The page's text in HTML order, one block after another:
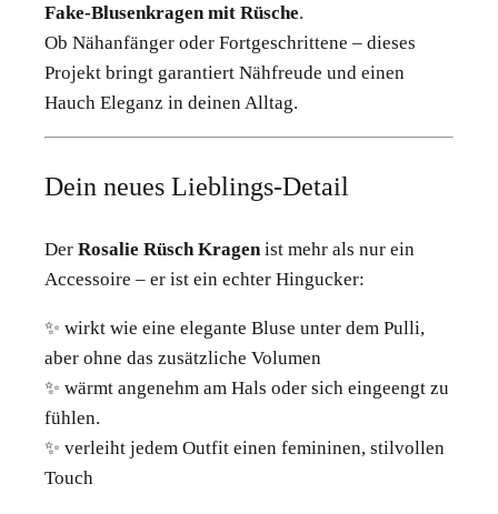
Fake-Blusenkragen mit Rüsche.
Ob Nähanfänger oder Fortgeschrittene – dieses
Projekt bringt garantiert Nähfreude und einen
Hauch Eleganz in deinen Alltag.
Dein neues Lieblings-Detail
Der Rosalie Rüsch Kragen ist mehr als nur ein
Accessoire – er ist ein echter Hingucker:
✨ wirkt wie eine elegante Bluse unter dem Pulli,
aber ohne das zusätzliche Volumen
✨ wärmt angenehm am Hals oder sich eingeengt zu
fühlen.
✨ verleiht jedem Outfit einen femininen, stilvollen
Touch